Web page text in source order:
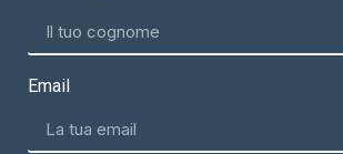
Email